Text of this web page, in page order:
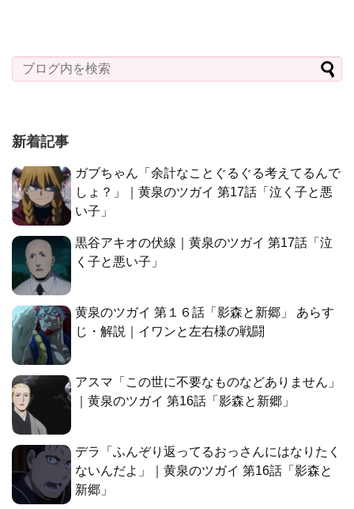
新着記事
ガブちゃん「余計なことぐるぐる考えてるんで
しょ？」｜黄泉のツガイ 第17話「泣く子と悪
い子」
黒谷アキオの伏線｜黄泉のツガイ 第17話「泣
く子と悪い子」
黄泉のツガイ 第１６話「影森と新郷」 あらす
じ・解説｜イワンと左右様の戦闘
アスマ「この世に不要なものなどありません」
｜黄泉のツガイ 第16話「影森と新郷」
デラ「ふんぞり返ってるおっさんにはなりたく
ないんだよ」｜黄泉のツガイ 第16話「影森と
新郷」